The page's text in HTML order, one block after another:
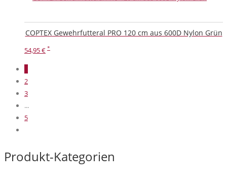
COPTEX Gewehrfutteral PRO 120 cm aus 600D Nylon Grün
54,95€
2
3
...
5
Produkt-Kategorien